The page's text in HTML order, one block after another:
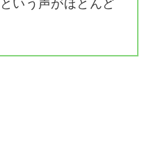
という声がほとんど